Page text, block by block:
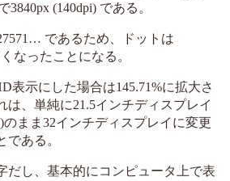
3840px (140dpi) である。
であるため、ドットは
なったことになる。
表示にした場合は145.71%に拡大さ
は、単純に21.5インチディスプレイ
まま32インチディスプレイに変更
である。
だし、基本的にコンピュータ上で表